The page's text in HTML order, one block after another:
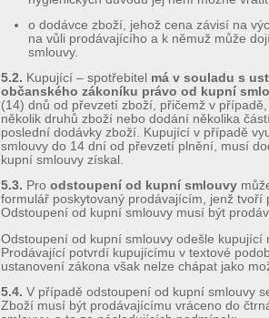
o dodávce zboží, jehož cena závisí na
na vůli prodávajícího a k němuž může
smlouvy.
5.2. Kupující – spotřebitel má v souladu s
občanského zákoníku právo od kupní
(14) dnů od převzetí zboží, přičemž v
několik druhů zboží nebo dodání několika
poslední dodávky zboží. Kupující v případě
smlouvy do 14 dní od převzetí plnění, musí
kupní smlouvy získal.
5.3. Pro odstoupení od kupní smlouvy
formulář poskytovaný prodávajícím, jenž
Odstoupení od kupní smlouvy musí být
Odstoupení od kupní smlouvy odešle kupující
Prodávající potvrdí kupujícímu v textové
ustanovení zákona však nelze chápat jako
5.4. V případě odstoupení od kupní smlouvy
Zboží musí být prodávajícímu vráceno do